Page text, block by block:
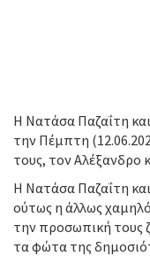
H Νατάσα Παζαΐτη
την Πέμπτη
τους, τον Αλέξανδρο
Η Νατάσα Παζαΐτη
ούτως η άλλως
την προσωπική τους
τα φώτα της